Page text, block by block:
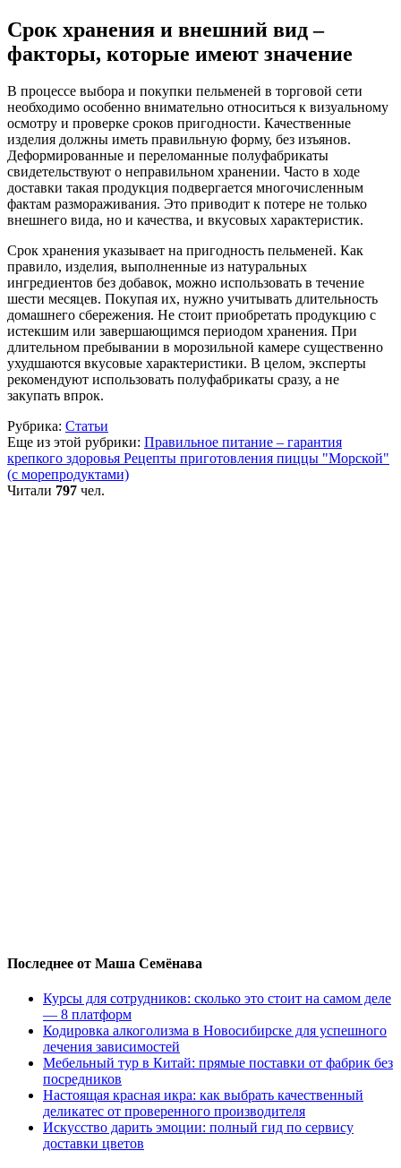
Срок хранения и внешний вид –
факторы, которые имеют значение
В процессе выбора и покупки пельменей в торговой сети
необходимо особенно внимательно относиться к визуальному
осмотру и проверке сроков пригодности. Качественные
изделия должны иметь правильную форму, без изъянов.
Деформированные и переломанные полуфабрикаты
свидетельствуют о неправильном хранении. Часто в ходе
доставки такая продукция подвергается многочисленным
фактам размораживания. Это приводит к потере не только
внешнего вида, но и качества, и вкусовых характеристик.
Срок хранения указывает на пригодность пельменей. Как
правило, изделия, выполненные из натуральных
ингредиентов без добавок, можно использовать в течение
шести месяцев. Покупая их, нужно учитывать длительность
домашнего сбережения. Не стоит приобретать продукцию с
истекшим или завершающимся периодом хранения. При
длительном пребывании в морозильной камере существенно
ухудшаются вкусовые характеристики. В целом, эксперты
рекомендуют использовать полуфабрикаты сразу, а не
закупать впрок.
Рубрика: Статьи
Еще из этой рубрики: Правильное питание – гарантия
крепкого здоровья Рецепты приготовления пиццы "Морской"
(с морепродуктами)
Читали 797 чел.
Последнее от Маша Семёнава
Курсы для сотрудников: сколько это стоит на самом деле
— 8 платформ
Кодировка алкоголизма в Новосибирске для успешного
лечения зависимостей
Мебельный тур в Китай: прямые поставки от фабрик без
посредников
Настоящая красная икра: как выбрать качественный
деликатес от проверенного производителя
Искусство дарить эмоции: полный гид по сервису
доставки цветов